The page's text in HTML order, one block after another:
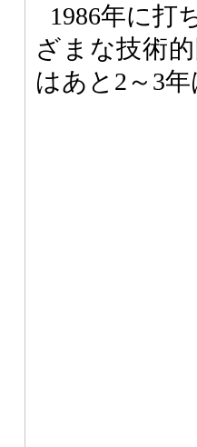
1986年に打
ざまな技術
はあと2～3